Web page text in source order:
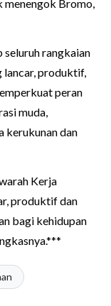
menengok Bromo,
rangkaian
lancar, produktif,
peran
muda,
kerukunan dan
Kerja
produktif dan
bagi kehidupan